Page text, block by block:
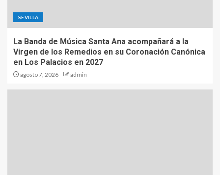
SEVILLA
La Banda de Música Santa Ana acompañará a la
Virgen de los Remedios en su Coronación Canónica
en Los Palacios en 2027
agosto 7, 2026 admin